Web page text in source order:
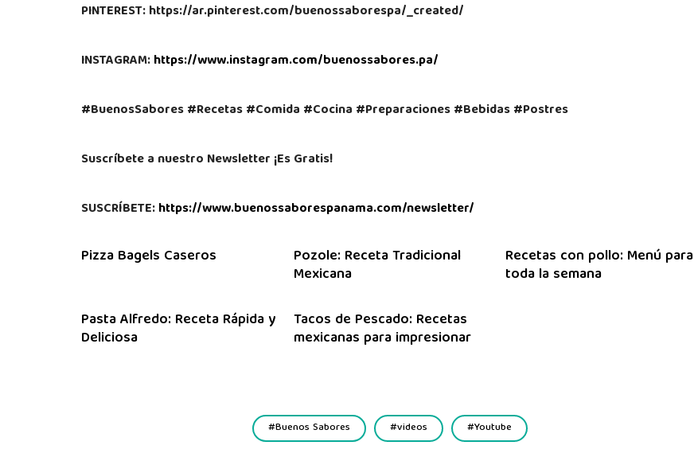
PINTEREST: https://ar.pinterest.com/buenossaborespa/_created/
INSTAGRAM:https://www.instagram.com/buenossabores.pa/
#BuenosSabores #Recetas #Comida #Cocina #Preparaciones #Bebidas #Postres
Suscríbete a nuestro Newsletter ¡Es Gratis!
SUSCRÍBETE:https://www.buenossaborespanama.com/newsletter/
Pizza Bagels Caseros Pozole: Receta Tradicional
Mexicana
Recetas con pollo: Menú para
toda la semana
Pasta Alfredo: Receta Rápida y
Deliciosa
Tacos de Pescado: Recetas
mexicanas para impresionar
Buenos Sabores videos Youtube